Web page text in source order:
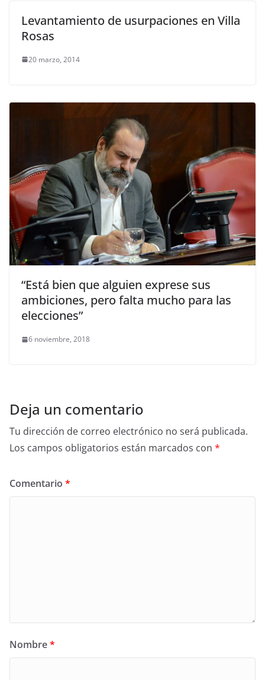
Levantamiento de usurpaciones en Villa
Rosas
20 marzo, 2014
“Está bien que alguien exprese sus
ambiciones, pero falta mucho para las
elecciones”
6 noviembre, 2018
Deja un comentario
Tu dirección de correo electrónico no será publicada.
Los campos obligatorios están marcados con *
Comentario *
Nombre*